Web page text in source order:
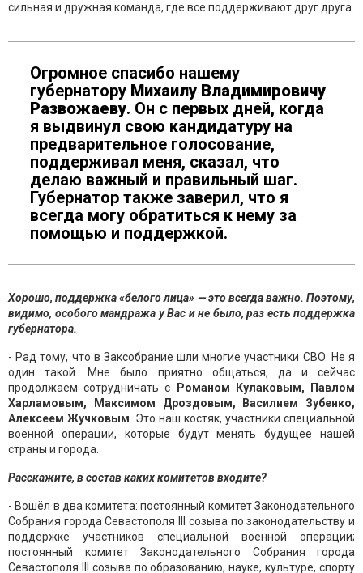
сильная и дружная команда, где все поддерживают друг друга.
Огромное спасибо нашему
губернатору Михаилу Владимировичу
Развожаеву. Он с первых дней, когда
я выдвинул свою кандидатуру на
предварительное голосование,
поддерживал меня, сказал, что
делаю важный и правильный шаг.
Губернатор также заверил, что я
всегда могу обратиться к нему за
помощью и поддержкой.
Хорошо, поддержка «белого лица» — это всегда важно. Поэтому,
видимо, особого мандража у Вас и не было, раз есть поддержка
губернатора.
- Рад тому, что в Заксобрание шли многие участники СВО. Не я
один такой. Мне было приятно общаться, да и сейчас
продолжаем сотрудничать с Романом Кулаковым, Павлом
Харламовым, Максимом Дроздовым, Василием Зубенко,
Алексеем Жучковым . Это наш костяк, участники специальной
военной операции, которые будут менять будущее нашей
страны и города.
Расскажите, в состав каких комитетов входите?
- Вошёл в два комитета: постоянный комитет Законодательного
Собрания города Севастополя III созыва по законодательству и
поддержке участников специальной военной операции;
постоянный комитет Законодательного Собрания города
Севастополя III созыва по образованию, науке, культуре, спорту